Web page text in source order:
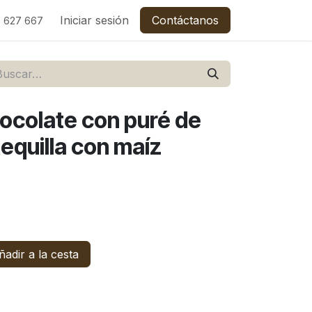
Empleos
627 667 Iniciar sesión Contáctanos
con puré de
con maíz
a la cesta